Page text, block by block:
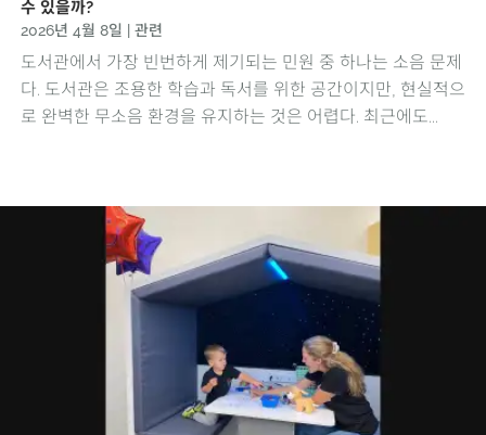
수 있을까?
2026년 4월 8일 관련
도서관에서 가장 빈번하게 제기되는 민원 중 하나는 소음 문제
다. 도서관은 조용한 학습과 독서를 위한 공간이지만, 현실적으
로 완벽한 무소음 환경을 유지하는 것은 어렵다. 최근에도...